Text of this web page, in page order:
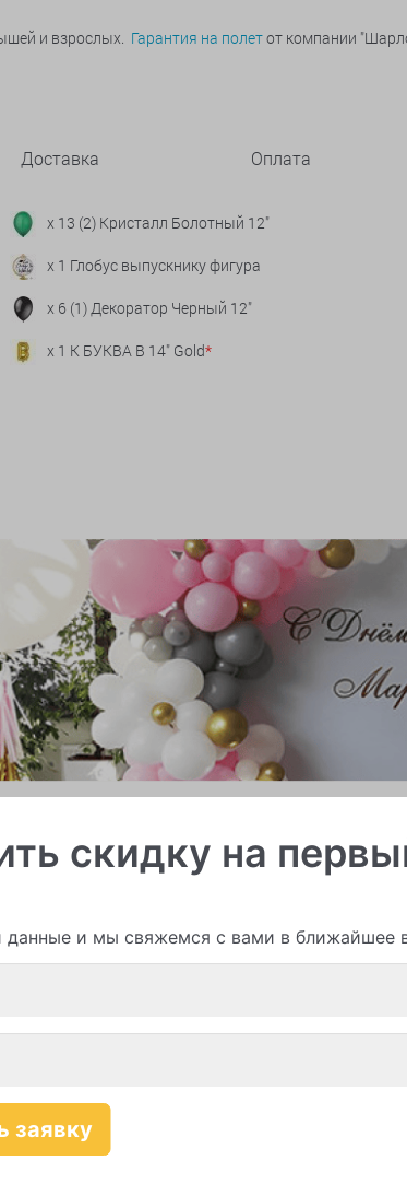
и взрослых. Гарантия на полетот компании
Доставка Оплата
x 13 (2) Кристалл Болотный 12"
x 1 Глобус выпускнику фигура
x 6 (1) Декоратор Черный 12"
x 1 К БУКВА В 14" Gold*
скидку на
данные и мы свяжемся с вами в ближайшее